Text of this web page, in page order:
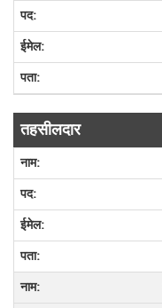
तहसीलदार